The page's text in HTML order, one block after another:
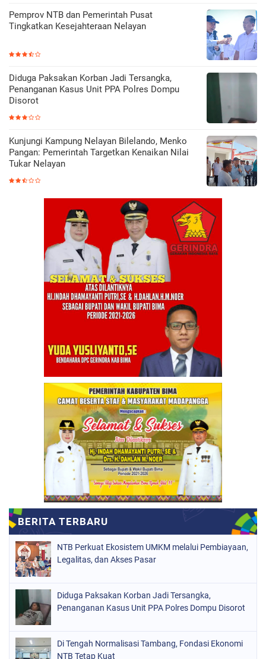
Pemprov NTB dan Pemerintah Pusat
Tingkatkan Kesejahteraan Nelayan
Diduga Paksakan Korban Jadi Tersangka,
Penanganan Kasus Unit PPA Polres Dompu
Disorot
Kunjungi Kampung Nelayan Bilelando, Menko
Pangan: Pemerintah Targetkan Kenaikan Nilai
Tukar Nelayan
NTB Perkuat Ekosistem UMKM melalui Pembiayaan,
Legalitas, dan Akses Pasar
Diduga Paksakan Korban Jadi Tersangka,
Penanganan Kasus Unit PPA Polres Dompu Disorot
Di Tengah Normalisasi Tambang, Fondasi Ekonomi
NTB Tetap Kuat